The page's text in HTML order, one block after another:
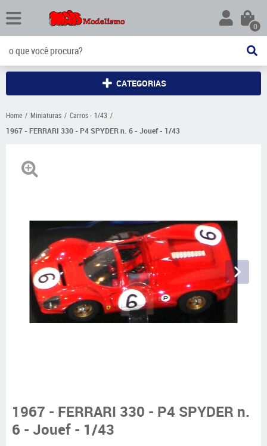
0
CATEGORIAS
Home Miniaturas
Carros - 1/43
1967 - FERRARI 330 - P4 SPYDER n. 6 - Jouef - 1/43
1967 - FERRARI 330 - P4 SPYDER n.
6 - Jouef - 1/43